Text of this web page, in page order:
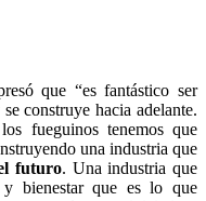
que “es fantástico ser
construye hacia adelante.
fueguinos tenemos que
una industria que
futuro. Una industria que
bienestar que es lo que